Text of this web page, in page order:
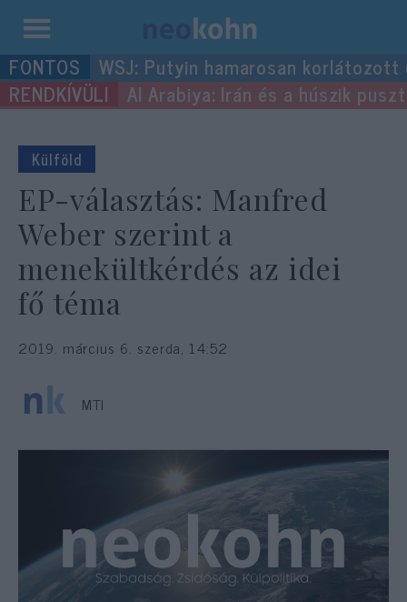
Kilépés
a
tartalomba
WSJ: Putyin hamarosan
Al Arabiya: Irán és a húszik
Külföld
EP-választás: Manfred
Weber szerint a
menekültkérdés az idei
fő téma
2019. március 6. szerda, 14:52
MTI